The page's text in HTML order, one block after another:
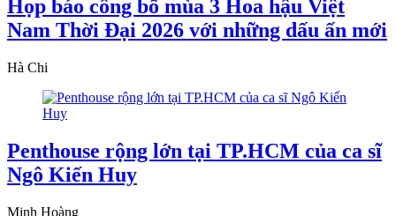
Họp báo công bố mùa 3 Hoa hậu Việt
Nam Thời Đại 2026 với những dấu ấn mới
Hà Chi
Penthouse rộng lớn tại TP.HCM của ca sĩ
Ngô Kiến Huy
Minh Hoàng